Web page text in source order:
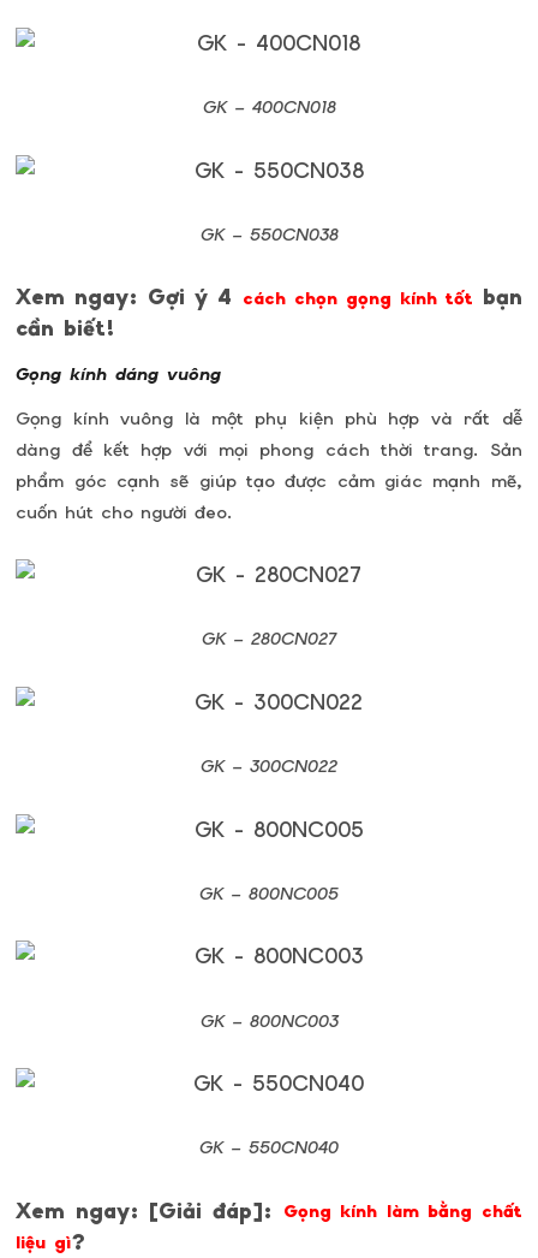
GK – 400CN018
GK – 550CN038
Xem ngay: Gợi ý 4 cách chọn gọng kính tốt bạn
cần biết!
Gọng kính dáng vuông
Gọng kính vuông là một phụ kiện phù hợp và rất dễ
dàng để kết hợp với mọi phong cách thời trang. Sản
phẩm góc cạnh sẽ giúp tạo được cảm giác mạnh mẽ,
cuốn hút cho người đeo.
GK – 280CN027
GK – 300CN022
GK – 800NC005
GK – 800NC003
GK – 550CN040
Xem ngay: [Giải đáp]:
Gọng kính làm bằng chất
liệu gì?